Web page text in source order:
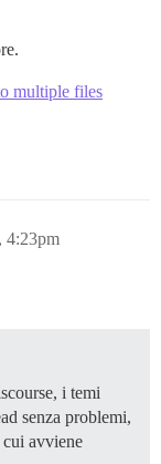
multiple files
4:23pm
i temi
senza problemi,
cui avviene